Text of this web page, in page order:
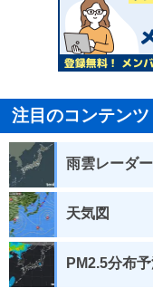
注目のコンテンツ
雨雲レーダー
天気図
PM2.5分布予